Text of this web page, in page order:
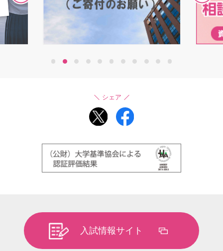
2 4 5 7 9
シェア
入試情報サイト